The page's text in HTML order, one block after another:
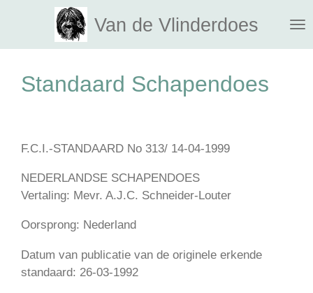
naar
hoofdinhoud
Van de Vlinderdoes
Standaard Schapendoes
F.C.I.-STANDAARD No 313/ 14-04-1999
NEDERLANDSE SCHAPENDOES
Vertaling: Mevr. A.J.C. Schneider-Louter
Oorsprong: Nederland
Datum van publicatie van de originele erkende
standaard: 26-03-1992